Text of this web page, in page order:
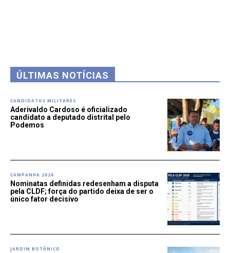
ÚLTIMAS NOTÍCIAS
CANDIDATOS MILITARES
Aderivaldo Cardoso é oficializado
candidato a deputado distrital pelo
Podemos
CAMPANHA 2026
Nominatas definidas redesenham a disputa
pela CLDF; força do partido deixa de ser o
único fator decisivo
JARDIM BOTÂNICO